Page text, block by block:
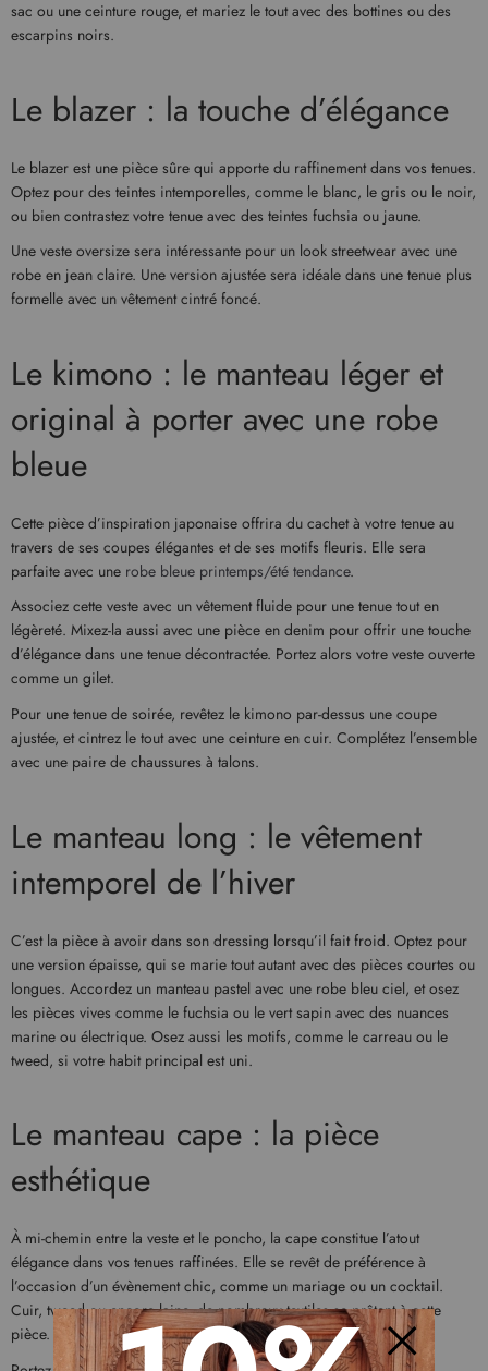
sac ou une ceinture rouge, et mariez le tout avec des bottines ou des
escarpins noirs.
Le blazer : la touche d’élégance
Le blazer est une pièce sûre qui apporte du raffinement dans vos tenues.
Optez pour des teintes intemporelles, comme le blanc, le gris ou le noir,
ou bien contrastez votre tenue avec des teintes fuchsia ou jaune.
Une veste oversize sera intéressante pour un look streetwear avec une
robe en jean claire. Une version ajustée sera idéale dans une tenue plus
formelle avec un vêtement cintré foncé.
Le kimono : le manteau léger et
original à porter avec une robe
bleue
Cette pièce d’inspiration japonaise offrira du cachet à votre tenue au
travers de ses coupes élégantes et de ses motifs fleuris. Elle sera
parfaite avec une robe bleue printemps/été tendance.
Associez cette veste avec un vêtement fluide pour une tenue tout en
légèreté. Mixez-la aussi avec une pièce en denim pour offrir une touche
d’élégance dans une tenue décontractée. Portez alors votre veste ouverte
comme un gilet.
Pour une tenue de soirée, revêtez le kimono par-dessus une coupe
ajustée, et cintrez le tout avec une ceinture en cuir. Complétez l’ensemble
avec une paire de chaussures à talons.
Le manteau long : le vêtement
intemporel de l’hiver
C’est la pièce à avoir dans son dressing lorsqu’il fait froid. Optez pour
une version épaisse, qui se marie tout autant avec des pièces courtes ou
longues. Accordez un manteau pastel avec une robe bleu ciel, et osez
les pièces vives comme le fuchsia ou le vert sapin avec des nuances
marine ou électrique. Osez aussi les motifs, comme le carreau ou le
tweed, si votre habit principal est uni.
Le manteau cape : la pièce
esthétique
À mi-chemin entre la veste et le poncho, la cape constitue l’atout
élégance dans vos tenues raffinées. Elle se revêt de préférence à
l’occasion d’un évènement chic, comme un mariage ou un cocktail.
Cuir, tweed ou encore laine, de nombreux textiles se prêtent à cette
pièce.